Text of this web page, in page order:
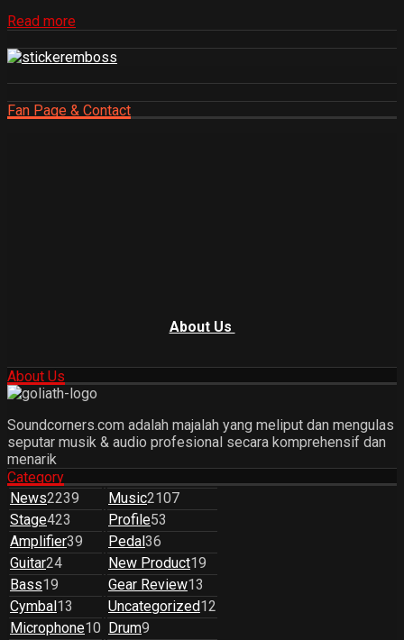
Read more
Fan Page & Contact
About Us
About Us
Soundcorners.com adalah majalah yang meliput dan mengulas
seputar musik & audio profesional secara komprehensif dan
menarik
Category
News2239 Music2107
Stage423 Profile53
Amplifier39 Pedal 36
Guitar24 New Product19
Bass19 Gear Review13
Cymbal 13 Uncategorized12
Microphone10 Drum9